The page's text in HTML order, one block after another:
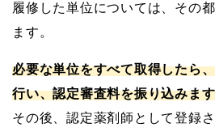
履修した単位については、その
ます。
必要な単位をすべて取得したら
行い、認定審査料を振り込みま
その後、認定薬剤師として登録